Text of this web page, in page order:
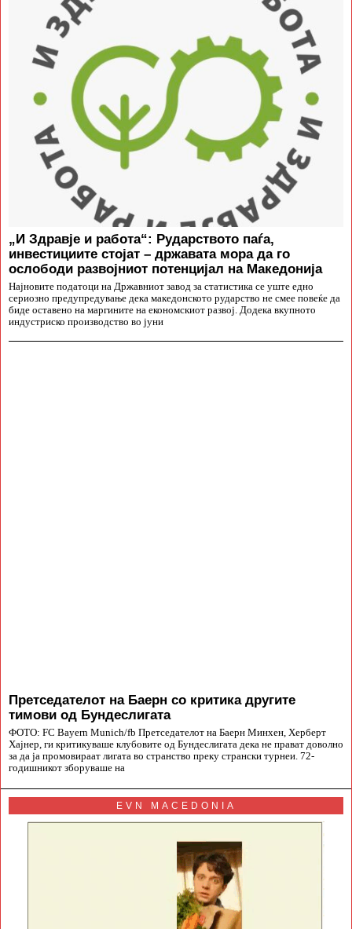
„И Здравје и работа“: Рударството паѓа,
инвестициите стојат – државата мора да го
ослободи развојниот потенцијал на Македонија
Најновите податоци на Државниот завод за статистика се уште едно
сериозно предупредување дека македонското рударство не смее повеќе да
биде оставено на маргините на економскиот развој. Додека вкупното
индустриско производство во јуни
Претседателот на Баерн со критика другите
тимови од Бундеслигата
ФОТО: FC Bayern Munich/fb Претседателот на Баерн Минхен, Херберт
Хајнер, ги критикуваше клубовите од Бундеслигата дека не прават доволно
за да ја промовираат лигата во странство преку странски турнеи. 72-
годишникот зборуваше на
EVN MACEDONIA